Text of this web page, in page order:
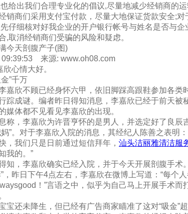
给出我们合理专业化的倡议,尽量地减少经销商的
销商们采用支付宝付款，尽量大地保证货款安全;
仔细核对好我企业的开户银行帐号与姓名是否与
,取消经销商们受骗的风险和疑虑。
今天剖腹产子(图)
09:39:53 来源: www.oh08.com
欣心情大好。
”千万
嘉欣不顾已经身怀六甲，依旧脚踩高跟鞋参加各
踪成谜。编者昨日得知消息，李嘉欣已经于前天被
媒体都不见看见李嘉欣的出现。
称，李嘉欣为许晋亨怀的是男人，并选定好了良
”。对于李嘉欣入院的消息，其经纪人陈善之表明
，我们只是日前通过短信拜年， 汕头洁丽雅清洁服
我的。”
知，李嘉欣确实已经入院，并于今天开展剖腹手
”，昨日下午4点左右，李嘉欣在微博上写道：“每个
！”言语之中，似乎为自己马上开展手术
宝还未降生，但已经有广告商家瞄准了这对“吸金”